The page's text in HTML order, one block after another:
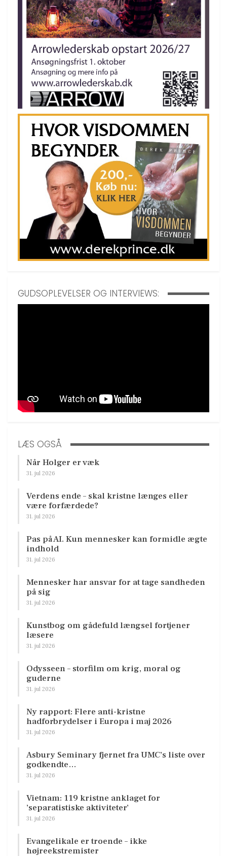
GUDSOPLEVELSER OG INTERVIEWS:
LÆS OGSÅ
Når Holger er væk
31. jul 2026
Verdens ende – skal kristne længes eller
være forfærdede?
31. jul 2026
Pas på AI. Kun mennesker kan formidle ægte
indhold
31. jul 2026
Mennesker har ansvar for at tage sandheden
på sig
31. jul 2026
Kunstbog om gådefuld længsel fortjener
læsere
31. jul 2026
Odysseen – storfilm om krig, moral og
guderne
31. jul 2026
Ny rapport: Flere anti-kristne
hadforbrydelser i Europa i maj 2026
31. jul 2026
Asbury Seminary fjernet fra UMC’s liste over
godkendte…
31. jul 2026
Vietnam: 119 kristne anklaget for
’separatistiske aktiviteter’
31. jul 2026
Evangelikale er troende – ikke
højreekstremister